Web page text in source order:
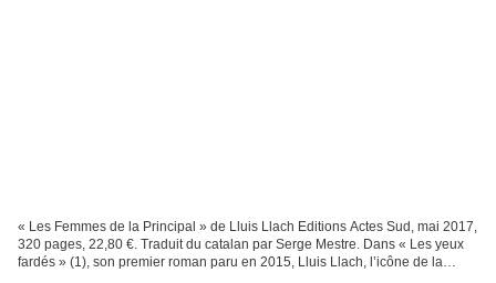
« Les Femmes de la Principal » de Lluis Llach Editions Actes Sud, mai 2017,
320 pages, 22,80 €. Traduit du catalan par Serge Mestre. Dans « Les yeux
fardés » (1), son premier roman paru en 2015, Lluis Llach, l’icône de la